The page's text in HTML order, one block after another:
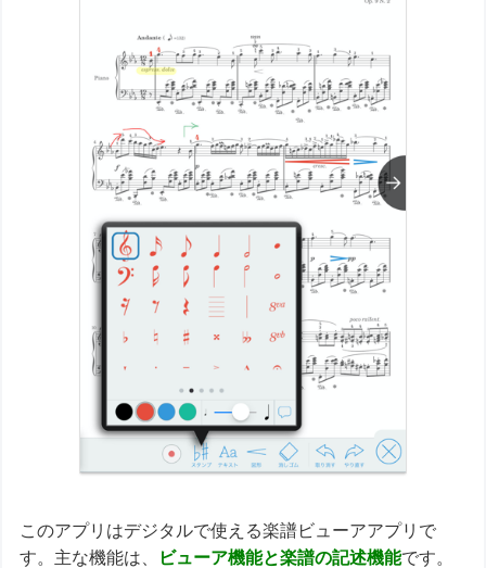
このアプリはデジタルで使える楽譜ビューアアプリで
す。主な機能は、
ビューア機能と楽譜の記述機能です。